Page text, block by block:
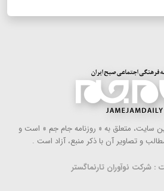
سایت، متعلق به « روزنامه جام جم » است و
و تصاویر آن با ذكر منبع، آزاد است .
: شرکت نوآوران تارنماگستر